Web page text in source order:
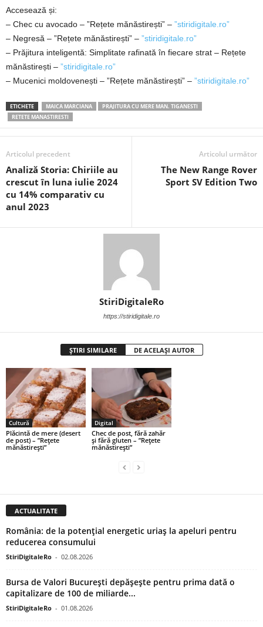
Accesează și:
– Chec cu avocado – ”Rețete mănăstirești” – ”stiridigitale.ro”
– Negresă – ”Rețete mănăstirești” – ”stiridigitale.ro”
– Prăjitura inteligentă: Simplitate rafinată în fiecare strat – Rețete
mănăstirești – ”stiridigitale.ro”
– Mucenici moldovenești – ”Rețete mănăstirești” – ”stiridigitale.ro”
ETICHETE MAICA MARCIANA
PRAJITURA CU MERE MAN. TIGANESTI
RETETE MANASTIRESTI
Articolul precedent
Analiză Storia: Chiriile au
crescut în luna iulie 2024
cu 14% comparativ cu
anul 2023
Articolul următor
The New Range Rover
Sport SV Edition Two
StiriDigitaleRo
https://stiridigitale.ro
ȘTIRI SIMILARE DE ACELAȘI AUTOR
Cultură
Plăcintă de mere (desert
de post) – ”Rețete
mănăstirești”
Digital
Chec de post, fără zahăr
și fără gluten – ”Rețete
mănăstirești”
ACTUALITATE
România: de la potențial energetic uriaș la apeluri pentru
reducerea consumului
StiriDigitaleRo - 02.08.2026
Bursa de Valori București depășește pentru prima dată o
capitalizare de 100 de miliarde...
StiriDigitaleRo - 01.08.2026